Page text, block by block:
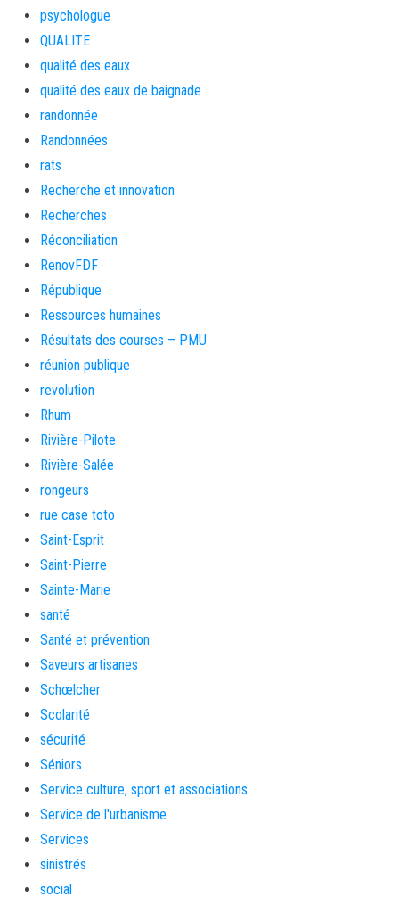
psychologue
QUALITE
qualité des eaux
qualité des eaux de baignade
randonnée
Randonnées
rats
Recherche et innovation
Recherches
Réconciliation
RenovFDF
République
Ressources humaines
Résultats des courses – PMU
réunion publique
revolution
Rhum
Rivière-Pilote
Rivière-Salée
rongeurs
rue case toto
Saint-Esprit
Saint-Pierre
Sainte-Marie
santé
Santé et prévention
Saveurs artisanes
Schœlcher
Scolarité
sécurité
Séniors
Service culture, sport et associations
Service de l'urbanisme
Services
sinistrés
social